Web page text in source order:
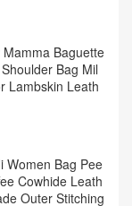
Women's B
Leather Hong